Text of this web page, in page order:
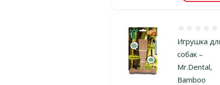
Игрушка
собак –
Mr.Dental,
Bamboo